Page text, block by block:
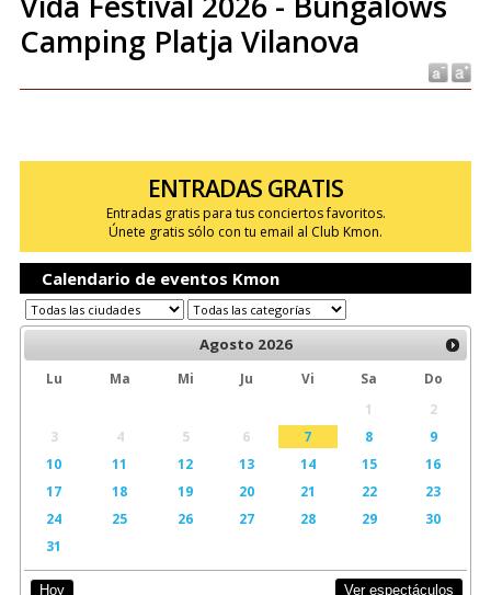
Camping Platja Vilanova
ENTRADAS GRATIS
Entradas gratis para tus conciertos favoritos.
Únete gratis sólo con tu email al Club Kmon.
Calendario de eventos Kmon
Agosto 2026
Lu Ma Mi Ju Vi Sa
Do
1
2
3
4 5 6 7 8
9
10
11 12 13 14 15
16
17
18 19 20 21 22
23
24
25 26 27 28 29
30
31
Hoy Ver espectáculos